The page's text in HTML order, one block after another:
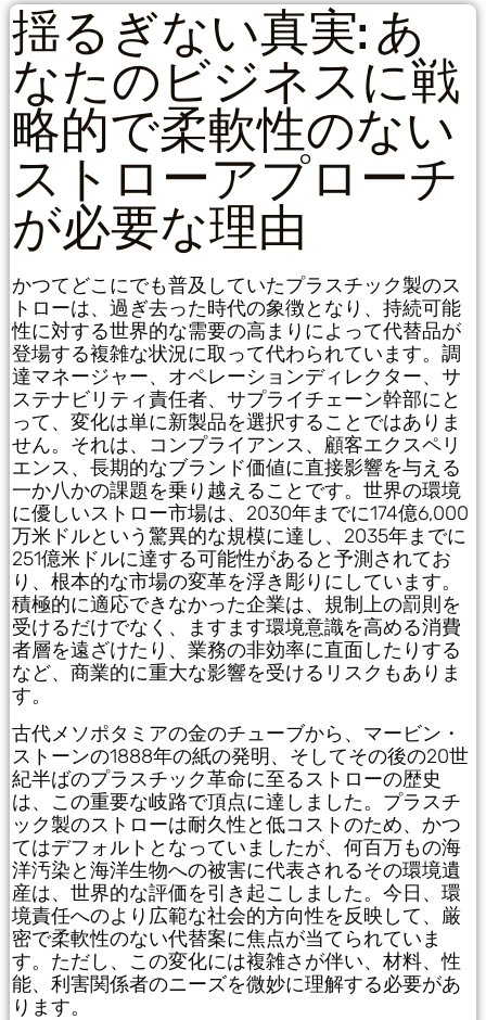
揺るぎない真実: あ
なたのビジネスに戦
略的で柔軟性のない
ストローアプローチ
が必要な理由
かつてどこにでも普及していたプラスチック製のス
トローは、過ぎ去った時代の象徴となり、持続可能
性に対する世界的な需要の高まりによって代替品が
登場する複雑な状況に取って代わられています。調
達マネージャー、オペレーションディレクター、サ
ステナビリティ責任者、サプライチェーン幹部にと
って、変化は単に新製品を選択することではありま
せん。それは、コンプライアンス、顧客エクスペリ
エンス、長期的なブランド価値に直接影響を与える
一か八かの課題を乗り越えることです。世界の環境
に優しいストロー市場は、2030年までに174億6,000
万米ドルという驚異的な規模に達し、2035年までに
251億米ドルに達する可能性があると予測されてお
り、根本的な市場の変革を浮き彫りにしています。
積極的に適応できなかった企業は、規制上の罰則を
受けるだけでなく、ますます環境意識を高める消費
者層を遠ざけたり、業務の非効率に直面したりする
など、商業的に重大な影響を受けるリスクもありま
す。
古代メソポタミアの金のチューブから、マービン・
ストーンの1888年の紙の発明、そしてその後の20世
紀半ばのプラスチック革命に至るストローの歴史
は、この重要な岐路で頂点に達しました。プラスチ
ック製のストローは耐久性と低コストのため、かつ
てはデフォルトとなっていましたが、何百万もの海
洋汚染と海洋生物への被害に代表されるその環境遺
産は、世界的な評価を引き起こしました。今日、環
境責任へのより広範な社会的方向性を反映して、厳
密で柔軟性のない代替案に焦点が当てられていま
す。ただし、この変化には複雑さが伴い、材料、性
能、利害関係者のニーズを微妙に理解する必要があ
ります。